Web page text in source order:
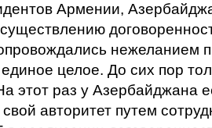
Армении,
нежеланием
целое. До сих пор
этот раз у Азербайджана
авторитет путем